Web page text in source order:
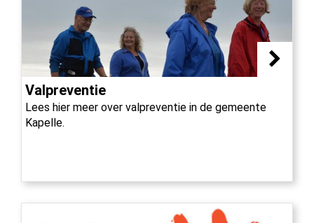
Valpreventie
Lees hier meer over valpreventie in de gemeente
Kapelle.